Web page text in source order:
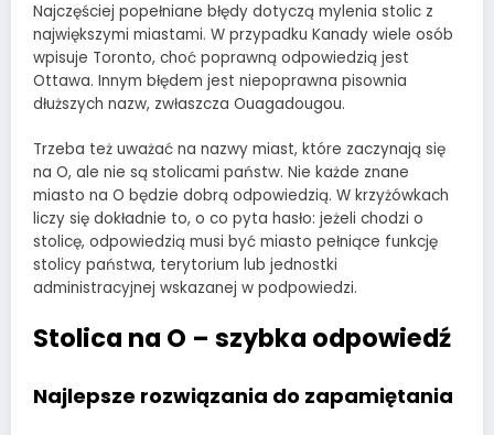
Najczęściej popełniane błędy dotyczą mylenia stolic z
największymi miastami. W przypadku Kanady wiele osób
wpisuje Toronto, choć poprawną odpowiedzią jest
Ottawa. Innym błędem jest niepoprawna pisownia
dłuższych nazw, zwłaszcza Ouagadougou.
Trzeba też uważać na nazwy miast, które zaczynają się
na O, ale nie są stolicami państw. Nie każde znane
miasto na O będzie dobrą odpowiedzią. W krzyżówkach
liczy się dokładnie to, o co pyta hasło: jeżeli chodzi o
stolicę, odpowiedzią musi być miasto pełniące funkcję
stolicy państwa, terytorium lub jednostki
administracyjnej wskazanej w podpowiedzi.
Stolica na O – szybka odpowiedź
Najlepsze rozwiązania do zapamiętania